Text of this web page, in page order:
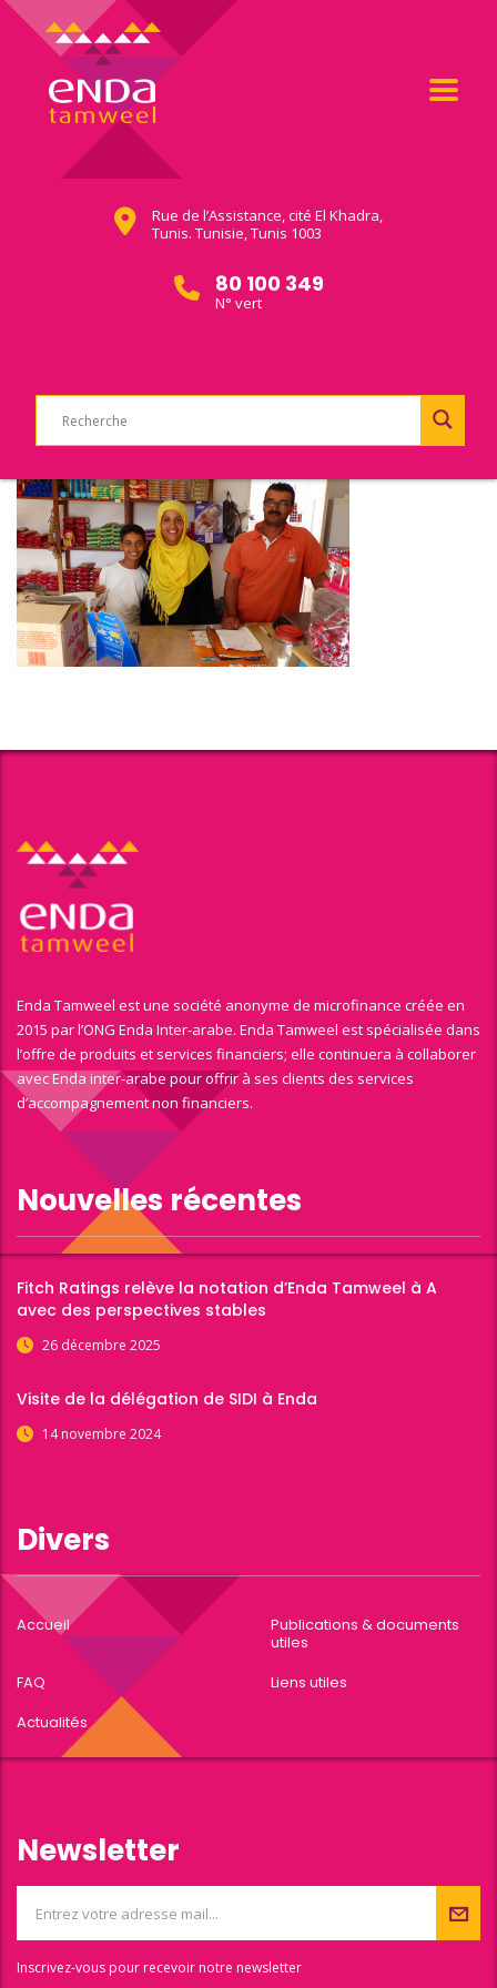
Rue de l’Assistance, cité El Khadra,
Tunis. Tunisie, Tunis 1003
80 100 349
N° vert
Enda Tamweel est une société anonyme de microfinance créée en
2015 par l’ONG Enda Inter-arabe. Enda Tamweel est spécialisée dans
l’offre de produits et services financiers; elle continuera à collaborer
avec Enda inter-arabe pour offrir à ses clients des services
d’accompagnement non financiers.
Nouvelles récentes
Fitch Ratings relève la notation d’Enda Tamweel à A
avec des perspectives stables
26 décembre 2025
Visite de la délégation de SIDI à Enda
14 novembre 2024
Divers
Accueil
Publications & documents
utiles
FAQ
Liens utiles
Actualités
Newsletter
Inscrivez-vous pour recevoir notre newsletter